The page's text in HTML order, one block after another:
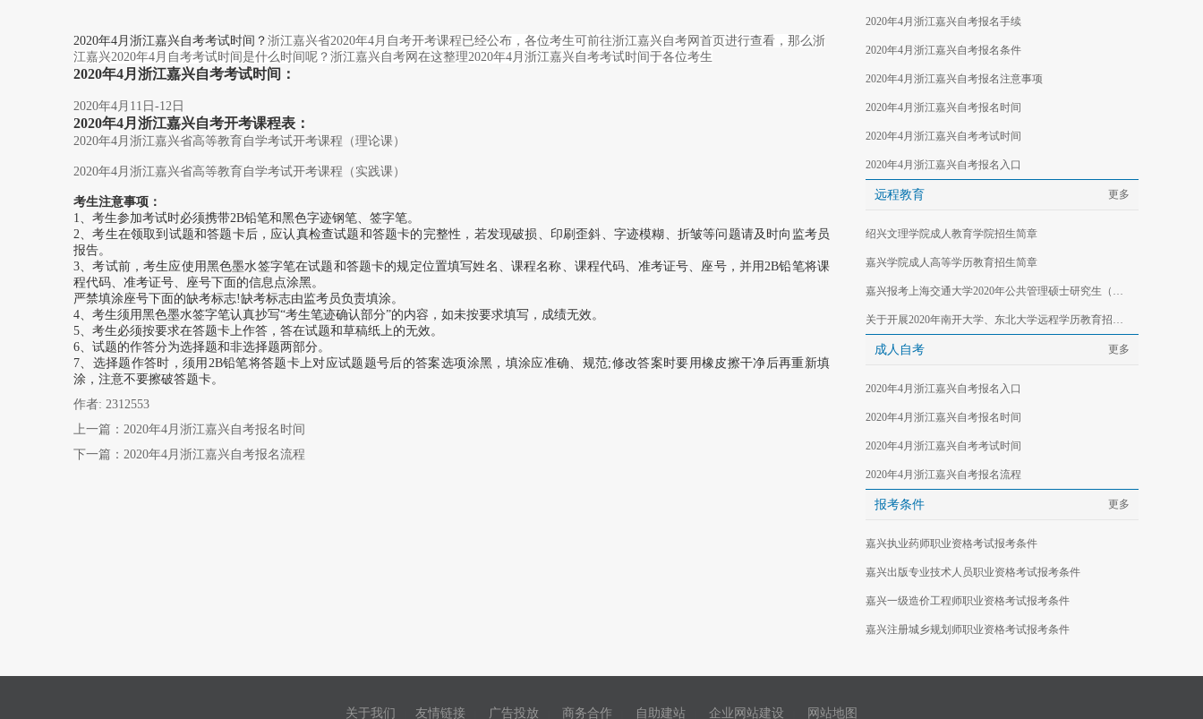
2020年4月浙江嘉兴自考考试时间？ 浙江嘉兴省2020年4月自考开考课程已经公布，各位考生可前往浙江嘉兴自考网首页进行查看，那么浙
江嘉兴2020年4月自考考试时间是什么时间呢？浙江嘉兴自考网在这整理2020年4月浙江嘉兴自考考试时间于各位考生
2020年4月浙江嘉兴自考考试时间：
2020年4月11日-12日
2020年4月浙江嘉兴自考开考课程表：
2020年4月浙江嘉兴省高等教育自学考试开考课程（理论课）
2020年4月浙江嘉兴省高等教育自学考试开考课程（实践课）
考生注意事项：
1、考生参加考试时必须携带2B铅笔和黑色字迹钢笔、签字笔。
2、考生在领取到试题和答题卡后，应认真检查试题和答题卡的完整性，若发现破损、印刷歪斜、字迹模糊、折皱等问题请及时向监考员
报告。
3、考试前，考生应使用黑色墨水签字笔在试题和答题卡的规定位置填写姓名、课程名称、课程代码、准考证号、座号，并用2B铅笔将课
程代码、准考证号、座号下面的信息点涂黑。
严禁填涂座号下面的缺考标志!缺考标志由监考员负责填涂。
4、考生须用黑色墨水签字笔认真抄写“考生笔迹确认部分”的内容，如未按要求填写，成绩无效。
5、考生必须按要求在答题卡上作答，答在试题和草稿纸上的无效。
6、试题的作答分为选择题和非选择题两部分。
7、选择题作答时，须用2B铅笔将答题卡上对应试题题号后的答案选项涂黑，填涂应准确、规范;修改答案时要用橡皮擦干净后再重新填
涂，注意不要擦破答题卡。
作者: 2312553
上一篇： 2020年4月浙江嘉兴自考报名时间
下一篇： 2020年4月浙江嘉兴自考报名流程
2020年4月浙江嘉兴自考报名手续
2020年4月浙江嘉兴自考报名条件
2020年4月浙江嘉兴自考报名注意事项
2020年4月浙江嘉兴自考报名时间
2020年4月浙江嘉兴自考考试时间
2020年4月浙江嘉兴自考报名入口
远程教育 更多
绍兴文理学院成人教育学院招生简章
嘉兴学院成人高等学历教育招生简章
嘉兴报考上海交通大学2020年公共管理硕士研究生（MPA双证）招生简章
关于开展2020年南开大学、东北大学远程学历教育招生工作的嘉兴地区的通知
成人自考 更多
2020年4月浙江嘉兴自考报名入口
2020年4月浙江嘉兴自考报名时间
2020年4月浙江嘉兴自考考试时间
2020年4月浙江嘉兴自考报名流程
报考条件 更多
嘉兴执业药师职业资格考试报考条件
嘉兴出版专业技术人员职业资格考试报考条件
嘉兴一级造价工程师职业资格考试报考条件
嘉兴注册城乡规划师职业资格考试报考条件
关于我们 友情链接 广告投放 商务合作 自助建站 企业网站建设 网站地图